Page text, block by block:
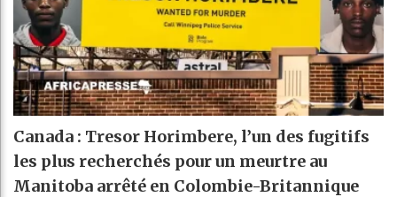
Canada : Tresor Horimbere, l’un des fugitifs
les plus recherchés pour un meurtre au
Manitoba arrêté en Colombie-Britannique